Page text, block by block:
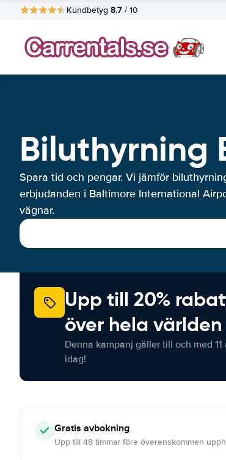
Kundbetyg 8.7 / 10
Biluthyrning
Spara tid och pengar. Vi jämför
erbjudanden i Baltimore International
vägnar.
Upp till 20%
över hela världen
Denna kampanj gäller till och med
idag!
Gratis avbokning
Upp till 48 timmar före överenskommen